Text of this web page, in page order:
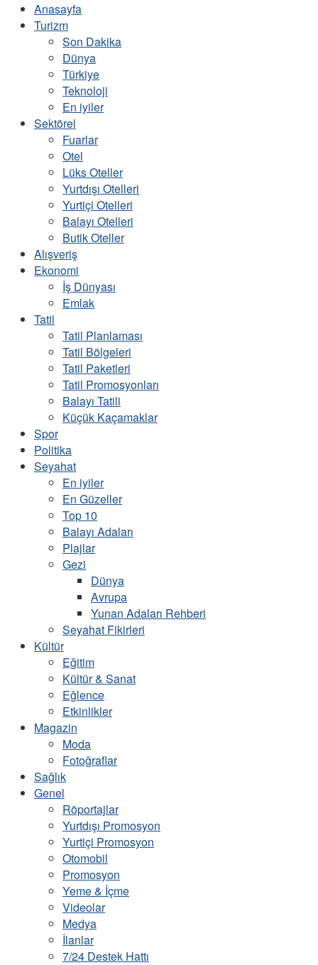
Anasayfa
Turizm
Son Dakika
Dünya
Türkiye
Teknoloji
En iyiler
Sektörel
Fuarlar
Otel
Lüks Oteller
Yurtdışı Otelleri
Yurtiçi Otelleri
Balayı Otelleri
Butik Oteller
Alışveriş
Ekonomi
İş Dünyası
Emlak
Tatil
Tatil Planlaması
Tatil Bölgeleri
Tatil Paketleri
Tatil Promosyonları
Balayı Tatili
Küçük Kaçamaklar
Spor
Politika
Seyahat
En iyiler
En Güzeller
Top 10
Balayı Adaları
Plajlar
Gezi
Dünya
Avrupa
Yunan Adaları Rehberi
Seyahat Fikirleri
Kültür
Eğitim
Kültür & Sanat
Eğlence
Etkinlikler
Magazin
Moda
Fotoğraflar
Sağlık
Genel
Röportajlar
Yurtdışı Promosyon
Yurtiçi Promosyon
Otomobil
Promosyon
Yeme & İçme
Videolar
Medya
İlanlar
7/24 Destek Hattı